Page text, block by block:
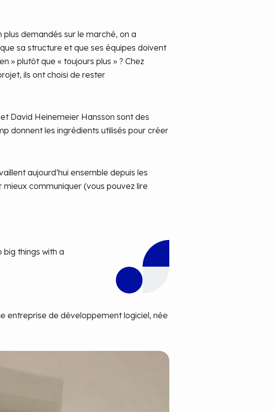
demandés sur le marché, on a
sa structure et que ses équipes doivent
» plutôt que « toujours plus » ? Chez
ils ont choisi de rester
David Heinemeier Hansson sont des
donnent les ingrédients utilisés pour créer
aujourd’hui ensemble depuis les
communiquer (vous pouvez lire
big things with a
entreprise de développement logiciel, née